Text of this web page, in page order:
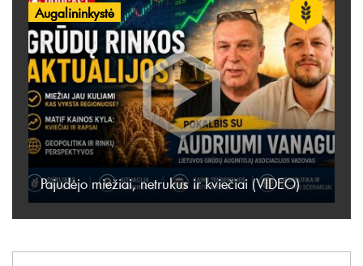
Augalininkystė
Pajudėjo miežiai, netrukus ir kviečiai (VIDEO)